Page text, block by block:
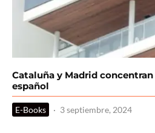
Cataluña y Madrid
español
E-Books · 3 septiembre, 2024